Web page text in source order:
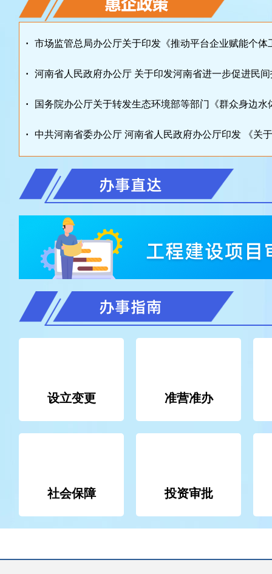
· 市场监管总局办公厅关于印发《推动平台企业赋能个体
· 河南省人民政府办公厅 关于印发河南省进一步促进民
· 国务院办公厅关于转发生态环境部等部门《群众身边水
· 中共河南省委办公厅 河南省人民政府办公厅印发 《关
设立变更 准营准办
社会保障 投资审批